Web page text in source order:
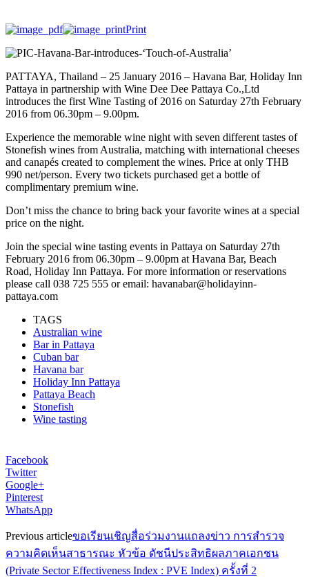
Print
PATTAYA, Thailand – 25 January 2016 – Havana Bar, Holiday Inn
Pattaya in partnership with Wine Dee Dee Pattaya Co.,Ltd
introduces the first Wine Tasting of 2016 on Saturday 27th February
2016 from 06.30pm – 9.00pm.
Experience the memorable wine night with seven different tastes of
Stonefish wines from Australia, matching with international cheeses
and canapés created to complement the wines. Price at only THB
990 net/person. Every two tickets purchased get a bottle of
complimentary premium wine.
Don’t miss the chance to bring back your favorite wines at a special
price on the night.
Join the special wine tasting events in Pattaya on Saturday 27th
February 2016 from 06.30pm – 9.00pm at Havana Bar, Beach
Road, Holiday Inn Pattaya. For more information or reservations
please call 038 725 555 or email: havanabar@holidayinn-
pattaya.com
TAGS
Australian wine
Bar in Pattaya
Cuban bar
Havana bar
Holiday Inn Pattaya
Pattaya Beach
Stonefish
Wine tasting
Facebook
Twitter
Google+
Pinterest
WhatsApp
Previous articleขอเรียนเชิญสื่อร่วมงานแถลงข่าว การสำรวจ
ความคิดเห็นสาธารณะ หัวข้อ ดัชนีประสิทธิผลภาคเอกชน
(Private Sector Effectiveness Index : PVE Index) ครั้งที่ 2